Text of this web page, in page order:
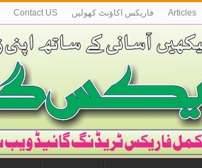
Contact US فاريكس اكاؤنٹ كھوليں Articles